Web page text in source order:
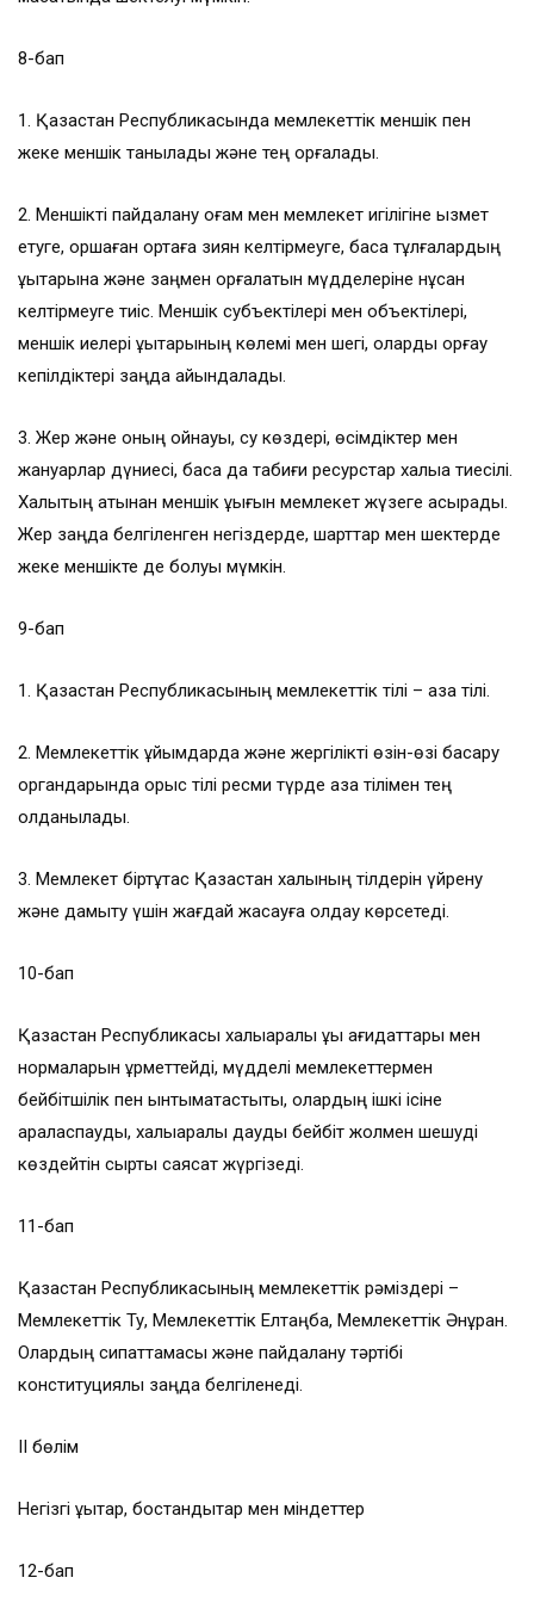
8-бап
1. Қазақстан Республикасында мемлекеттік меншік пен
жеке меншік танылады және тең қорғалады.
2. Меншікті пайдалану қоғам мен мемлекет игілігіне қызмет
етуге, қоршаған ортаға зиян келтірмеуге, басқа тұлғалардың
құқықтарына және заңмен қорғалатын мүдделеріне нұқсан
келтірмеуге тиіс. Меншік субъектілері мен объектілері,
меншік иелері құқықтарының көлемі мен шегі, оларды қорғау
кепілдіктері заңда айқындалады.
3. Жер жəне оның қойнауы, су көздері, өсімдіктер мен
жануарлар дүниесі, басқа да табиғи ресурстар халыққа тиесілі.
Халықтың атынан меншік құқығын мемлекет жүзеге асырады.
Жер заңда белгіленген негіздерде, шарттар мен шектерде
жеке меншікте де болуы мүмкін.
9-бап
1. Қазақстан Республикасының мемлекеттік тілі – қазақ тілі.
2. Мемлекеттік ұйымдарда және жергілікті өзін-өзі басқару
органдарында орыс тілі ресми түрде қазақ тілімен тең
қолданылады.
3. Мемлекет біртұтас Қазақстан халқының тілдерін үйрену
және дамыту үшін жағдай жасауға қолдау көрсетеді.
10-бап
Қазақстан Республикасы халықаралық құқық қағидаттары мен
нормаларын құрметтейді, мүдделі мемлекеттермен
бейбітшілік пен ынтымақтастықты, олардың ішкі ісіне
араласпауды, халықаралық дауды бейбіт жолмен шешуді
көздейтін сыртқы саясат жүргізеді.
11-бап
Қазақстан Республикасының мемлекеттік рәміздері –
Мемлекеттік Ту, Мемлекеттік Елтаңба, Мемлекеттік Әнұран.
Олардың сипаттамасы және пайдалану тәртібі
конституциялық заңда белгіленеді.
II бөлім
Негізгі құқықтар, бостандықтар мен міндеттер
12-бап